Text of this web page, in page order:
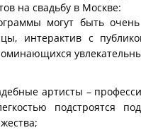
на свадьбу в Москве:
могут быть
интерактив с
артисты –
подстроятся